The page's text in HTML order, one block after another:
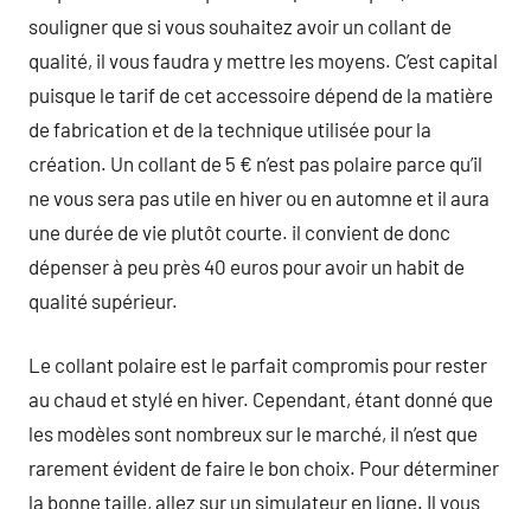
souligner que si vous souhaitez avoir un collant de
qualité, il vous faudra y mettre les moyens. C’est capital
puisque le tarif de cet accessoire dépend de la matière
de fabrication et de la technique utilisée pour la
création. Un collant de 5 € n’est pas polaire parce qu’il
ne vous sera pas utile en hiver ou en automne et il aura
une durée de vie plutôt courte. il convient de donc
dépenser à peu près 40 euros pour avoir un habit de
qualité supérieur.
Le collant polaire est le parfait compromis pour rester
au chaud et stylé en hiver. Cependant, étant donné que
les modèles sont nombreux sur le marché, il n’est que
rarement évident de faire le bon choix. Pour déterminer
la bonne taille, allez sur un simulateur en ligne. Il vous